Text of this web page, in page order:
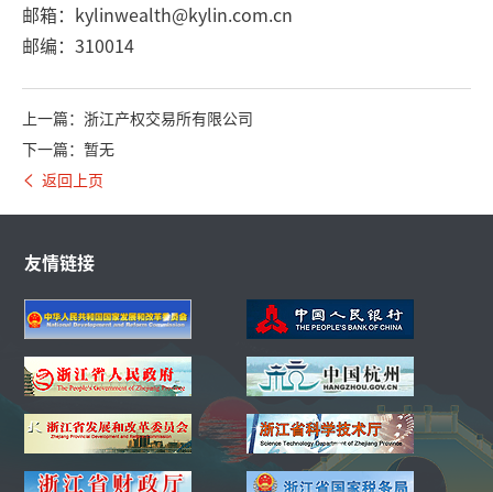
邮箱：kylinwealth@kylin.com.cn
邮编：310014
上一篇：浙江产权交易所有限公司
下一篇：暂无
返回上页
友情链接